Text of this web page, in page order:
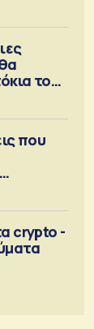
τον
που
crypto -